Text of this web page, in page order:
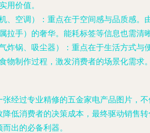
用价值。
、空调）
：重点在于空间感与品质感。
拉手）的奢华。能耗标签等信息也需清
炸锅、吸尘器）
：重点在于生活方式与
物制作过程，激发消费者的场景化需求。
经过专业精修的五金家电产品图片，
低消费者的决策成本，最终驱动销售
出的必备利器。